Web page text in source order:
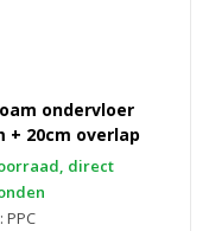
ondervloer
+ 20cm overlap
direct
PPC